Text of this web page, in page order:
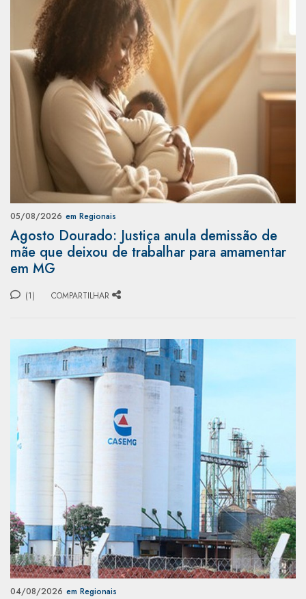
05/08/2026 em Regionais
Agosto Dourado: Justiça anula demissão de
mãe que deixou de trabalhar para amamentar
em MG
(1) COMPARTILHAR
04/08/2026 em Regionais